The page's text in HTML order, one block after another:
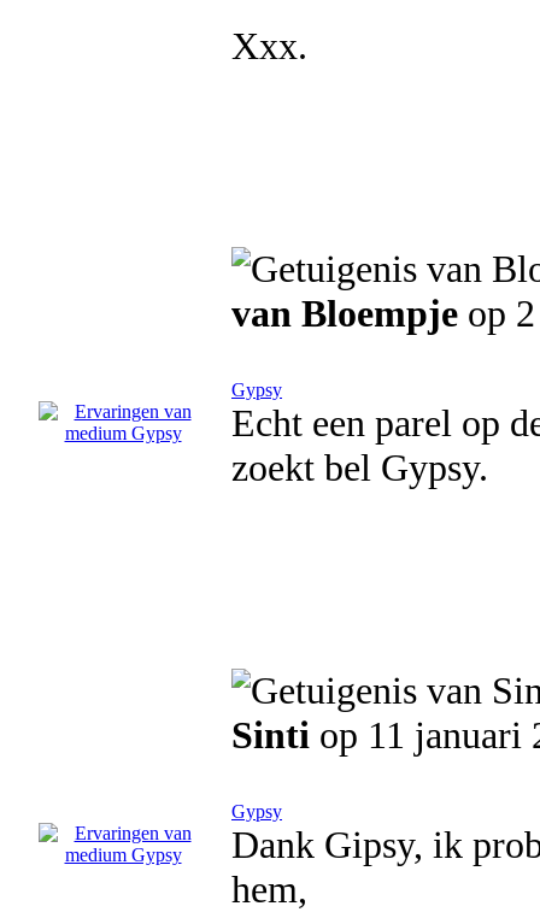
Xxx.
van Bloempje op
Gypsy
Echt een parel op
zoekt bel Gypsy.
Sinti op 11 januari
Gypsy
Dank Gipsy, ik
hem,